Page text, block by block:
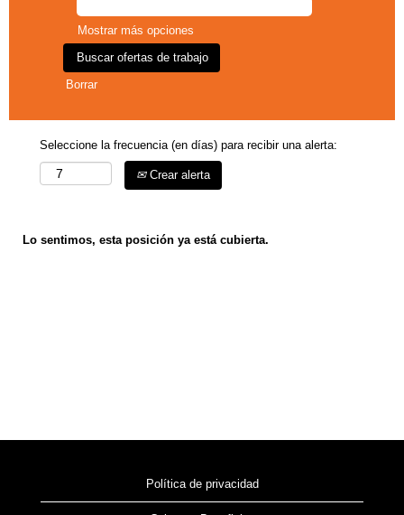
Mostrar más opciones
Borrar
Seleccione la frecuencia (en días) para recibir una alerta:
Crear alerta
Lo sentimos, esta posición ya está cubierta.
Política de privacidad